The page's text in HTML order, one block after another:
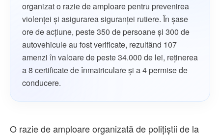
organizat o razie de amploare pentru prevenirea
violenței și asigurarea siguranței rutiere. În șase
ore de acțiune, peste 350 de persoane și 300 de
autovehicule au fost verificate, rezultând 107
amenzi în valoare de peste 34.000 de lei, reținerea
a 8 certificate de înmatriculare și a 4 permise de
conducere.
O razie de amploare organizată de polițiștii de la